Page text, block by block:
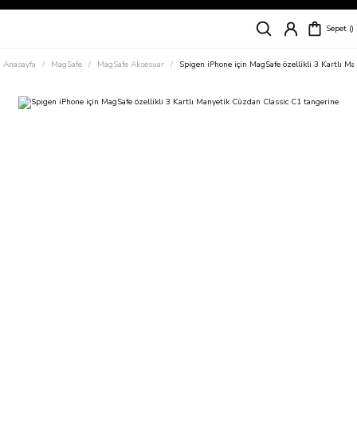
Siparişleriniz
Süper İndirimli Fiyatlar
Sepet
Anasayfa MagSafe MagSafe Aksesuar Spigen iPhone için MagSafe özellikli 3 Kartlı